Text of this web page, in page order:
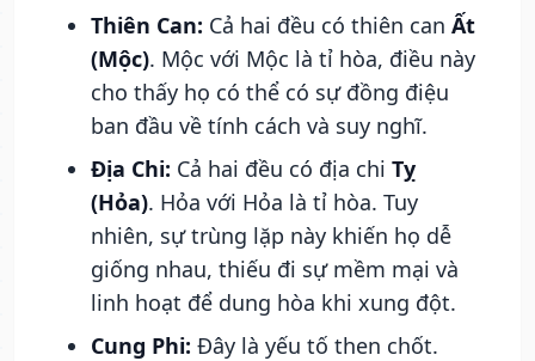
Thiên Can: Cả hai đều có thiên can Ất
(Mộc). Mộc với Mộc là tỉ hòa, điều này
cho thấy họ có thể có sự đồng điệu
ban đầu về tính cách và suy nghĩ.
Địa Chi: Cả hai đều có địa chi Tỵ
(Hỏa). Hỏa với Hỏa là tỉ hòa. Tuy
nhiên, sự trùng lặp này khiến họ dễ
giống nhau, thiếu đi sự mềm mại và
linh hoạt để dung hòa khi xung đột.
Cung Phi: Đây là yếu tố then chốt.